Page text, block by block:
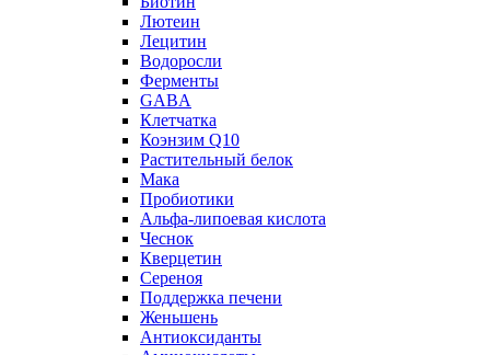
Лютеин
Лецитин
Водоросли
Ферменты
GABA
Клетчатка
Коэнзим Q10
Растительный белок
Мака
Пробиотики
Альфа-липоевая кислота
Чеснок
Кверцетин
Сереноя
Поддержка печени
Женьшень
Антиоксиданты